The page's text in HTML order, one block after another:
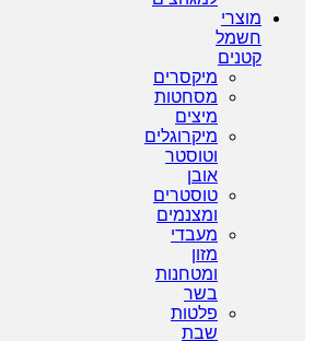
מוצרי
חשמל
קטנים
מיקסרים
מסחטות
מיצים
מיקרוגלים
וטוסטר
אובן
טוסטרים
ומצנמים
מעבדי
מזון
ומטחנות
בשר
פלטות
שבת